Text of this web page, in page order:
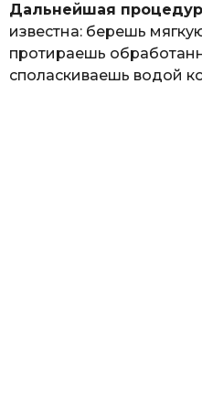
Дальнейшая
известна: берешь
протираешь
споласкиваешь водой